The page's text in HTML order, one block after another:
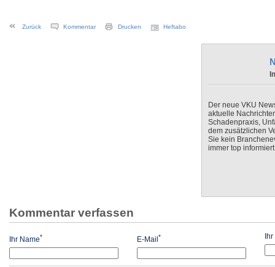
Zurück Kommentar Drucken Heftabo
Der neue VKU
aktuelle
Schadenpraxis,
dem zusätzlichen
Sie kein
immer top
Kommentar verfassen
Ihr Name* E-Mail *